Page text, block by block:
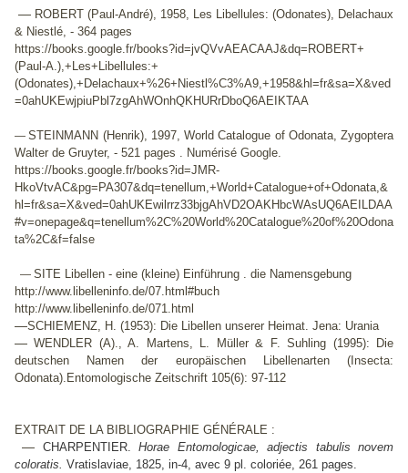
— ROBERT (Paul-André), 1958, Les Libellules: (Odonates), Delachaux
& Niestlé, - 364 pages
https://books.google.fr/books?id=jvQVvAEACAAJ&dq=ROBERT+
(Paul-A.),+Les+Libellules:+
(Odonates),+Delachaux+%26+Niestl%C3%A9,+1958&hl=fr&sa=X&ved
=0ahUKEwjpiuPbl7zgAhWOnhQKHURrDboQ6AEIKTAA
—STEINMANN (Henrik), 1997, World Catalogue of Odonata, Zygoptera
Walter de Gruyter, - 521 pages . Numérisé Google.
https://books.google.fr/books?id=JMR-
HkoVtvAC&pg=PA307&dq=tenellum,+World+Catalogue+of+Odonata,&
hl=fr&sa=X&ved=0ahUKEwilrrz33bjgAhVD2OAKHbcWAsUQ6AEILDAA
#v=onepage&q=tenellum%2C%20World%20Catalogue%20of%20Odona
ta%2C&f=false
— SITE Libellen - eine (kleine) Einführung . die Namensgebung
http://www.libelleninfo.de/07.html#buch
http://www.libelleninfo.de/071.html
—SCHIEMENZ, H. (1953): Die Libellen unserer Heimat. Jena: Urania
—WENDLER (A)., A. Martens, L. Müller & F. Suhling (1995): Die
deutschen Namen der europäischen Libellenarten (Insecta:
Odonata).Entomologische Zeitschrift 105(6): 97-112
EXTRAIT DE LA BIBLIOGRAPHIE GÉNÉRALE :
— CHARPENTIER.Horae Entomologicae, adjectis tabulis novem
coloratis. Vratislaviae, 1825, in-4, avec 9 pl. coloriée, 261 pages.